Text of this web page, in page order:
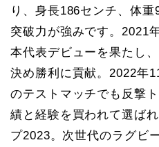
り、身長186センチ、体
突破力が強みです。2021
本代表デビューを果たし
決め勝利に貢献。2022年
のテストマッチでも反撃
績と経験を買われて選ば
プ2023。次世代のラグビ